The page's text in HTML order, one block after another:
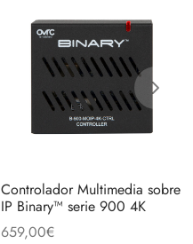
Controlador Multimedia sobre
IP Binary™ serie 900 4K
659,00€